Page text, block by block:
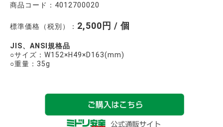
商品コード：4012700020
標準価格（税別）： 2,500円 / 個
JIS、ANSI規格品
○サイズ：W152×H49×D163(mm)
○重量：35g